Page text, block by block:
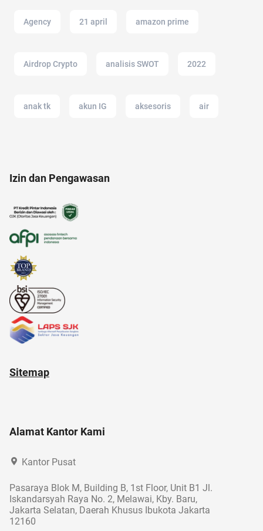
Agency 21 april amazon prime
Airdrop Crypto analisis SWOT 2022
anak tk akun IG aksesoris air
Izin dan Pengawasan
Sitemap
Alamat Kantor Kami
Kantor Pusat
Pasaraya Blok M, Building B, 1st Floor, Unit B1 Jl.
Iskandarsyah Raya No. 2, Melawai, Kby. Baru,
Jakarta Selatan, Daerah Khusus Ibukota Jakarta
12160